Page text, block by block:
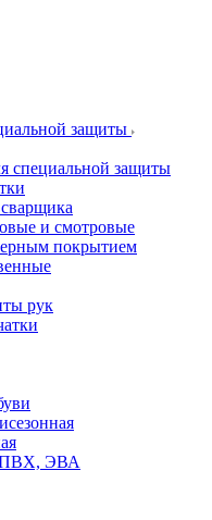
защиты
специальной защиты
и смотровые
покрытием
рук
ПВХ, ЭВА